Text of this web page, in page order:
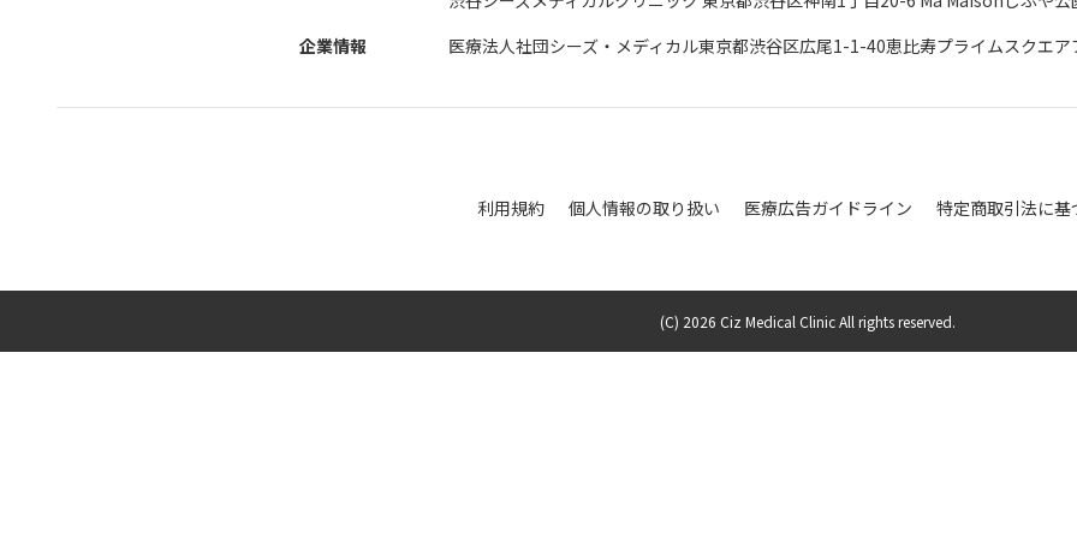
企業情報
医療法人社団シーズ・メディカル東京都渋谷区広尾1-1-40恵比寿プライムスクエア
利用規約 個人情報の取り扱い 医療広告ガイドライン 特定商取引法に基
(C) 2026 Ciz Medical Clinic All rights reserved.